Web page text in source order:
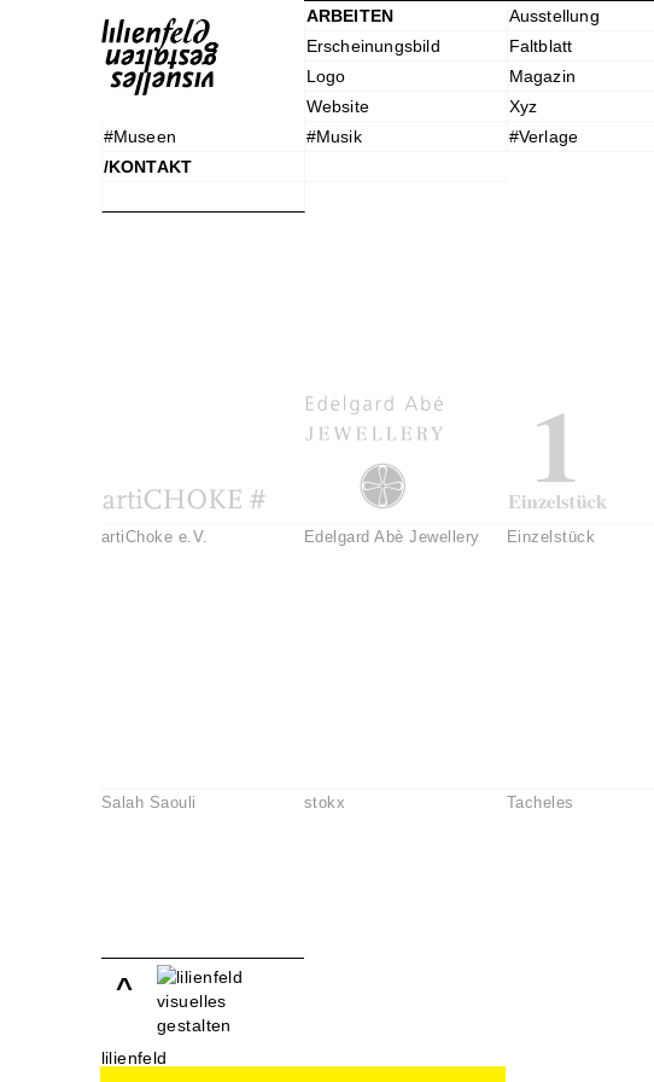
ARBEITEN Ausstellung
Erscheinungsbild
Faltblatt
Logo
Magazin
Website
Xyz
#Museen
#Musik #Verlage
/KONTAKT
artiChoke e.V. Edelgard Abè Jewellery Einzelstück
Salah Saouli stokx Tacheles
^
lilienfeld